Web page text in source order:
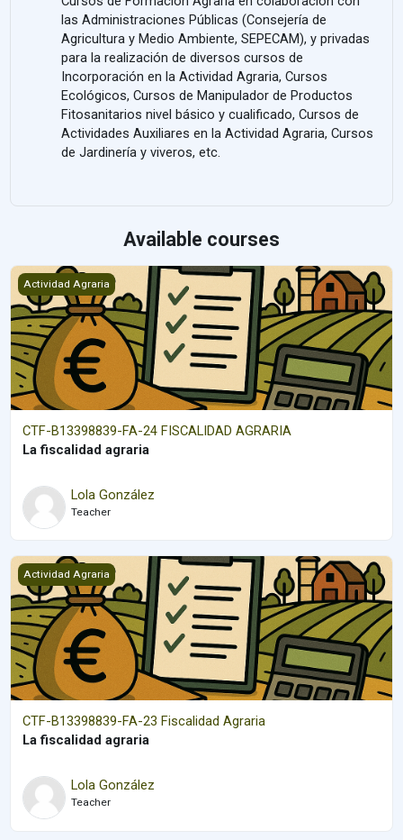
las Administraciones Públicas (Consejería de
Agricultura y Medio Ambiente, SEPECAM), y privadas
para la realización de diversos cursos de
Incorporación en la Actividad Agraria, Cursos
Ecológicos, Cursos de Manipulador de Productos
Fitosanitarios nivel básico y cualificado, Cursos de
Actividades Auxiliares en la Actividad Agraria, Cursos
de Jardinería y viveros, etc.
Available courses
CTF-B13398839-FA-24 FISCALIDAD AGRARIA
Actividad Agraria
CTF-B13398839-FA-24 FISCALIDAD AGRARIA
Lafiscalidad agraria
Lola González
Teacher
CTF-B13398839-FA-23 Fiscalidad Agraria
Actividad Agraria
CTF-B13398839-FA-23 Fiscalidad Agraria
Lafiscalidad agraria
Lola González
Teacher